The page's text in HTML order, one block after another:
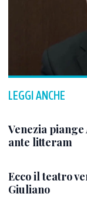
LEGGI ANCHE
Venezia
ante litteram
Ecco il teatro
Giuliano